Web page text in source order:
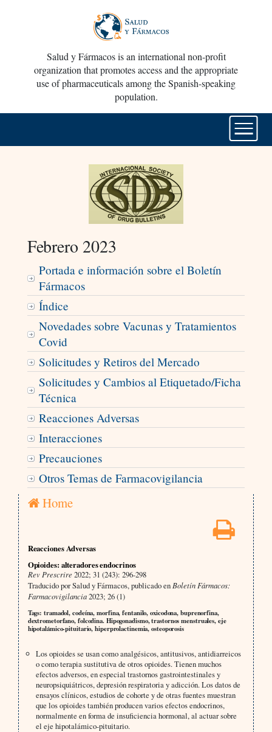
Salud y Fármacos is an international non-profit
organization that promotes access and the appropriate
use of pharmaceuticals among the Spanish-speaking
population.
Febrero 2023
Portada e información sobre el Boletín
Fármacos
Índice
Novedades sobre Vacunas y Tratamientos
Covid
Solicitudes y Retiros del Mercado
Solicitudes y Cambios al Etiquetado/Ficha
Técnica
Reacciones Adversas
Interacciones
Precauciones
Otros Temas de Farmacovigilancia
Home
Reacciones Adversas
Opioides: alteradores endocrinos
Rev Prescrire2022; 31 (243): 296-298
Traducido por Salud y Fármacos, publicado en Boletín Fármacos:
Farmacovigilancia2023; 26 (1)
Tags: tramadol, codeína, morfina, fentanilo, oxicodona, buprenorfina,
dextrometorfano, folcodina. Hipogonadismo, trastornos menstruales, eje
hipotalámico-pituitario, hiperprolactinemia, osteoporosis
Los opioides se usan como analgésicos, antitusivos, antidiarreicos
o como terapia sustitutiva de otros opioides. Tienen muchos
efectos adversos, en especial trastornos gastrointestinales y
neuropsiquiátricos, depresión respiratoria y adicción. Los datos de
ensayos clínicos, estudios de cohorte y de otras fuentes muestran
que los opioides también producen varios efectos endocrinos,
normalmente en forma de insuficiencia hormonal, al actuar sobre
el eje hipotalámico-pituitario.